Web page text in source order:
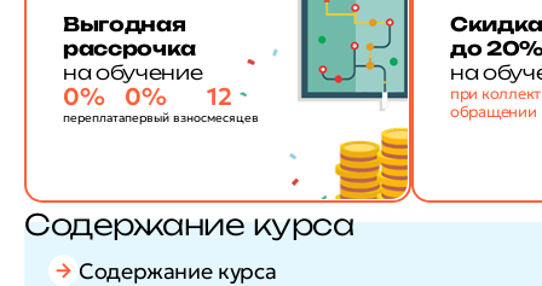
Выгодная
рассрочка
на обучение
0%
переплата
0%
первый взнос
12
месяцев
до
на
при
обращении
Содержание курса
Содержание курса